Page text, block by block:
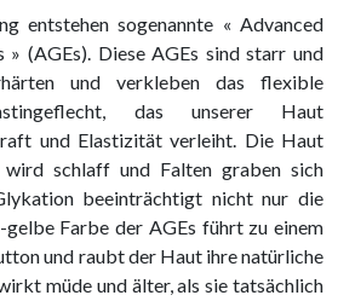
entstehen sogenannte « Advanced
(AGEs). Diese AGEs sind starr und
und verkleben das flexible
das unserer Haut
und Elastizität verleiht. Die Haut
schlaff und Falten graben sich
beeinträchtigt nicht nur die
Farbe der AGEs führt zu einem
und raubt der Haut ihre natürliche
müde und älter, als sie tatsächlich